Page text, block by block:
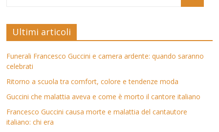
Ultimi articoli
Funerali Francesco Guccini e camera ardente: quando saranno
celebrati
Ritorno a scuola tra comfort, colore e tendenze moda
Guccini che malattia aveva e come è morto il cantore italiano
Francesco Guccini causa morte e malattia del cantautore
italiano: chi era